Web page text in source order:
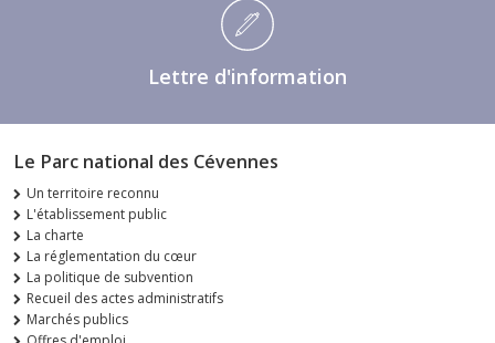
Lettre d'information
Le Parc national des Cévennes
Un territoire reconnu
L'établissement public
La charte
La réglementation du cœur
La politique de subvention
Recueil des actes administratifs
Marchés publics